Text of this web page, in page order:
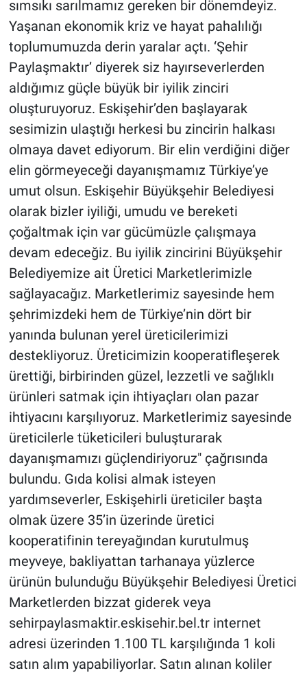
sımsıkı sarılmamız gereken bir dönemdeyiz.
Yaşanan ekonomik kriz ve hayat pahalılığı
toplumumuzda derin yaralar açtı. ‘Şehir
Paylaşmaktır’ diyerek siz hayırseverlerden
aldığımız güçle büyük bir iyilik zinciri
oluşturuyoruz. Eskişehir’den başlayarak
sesimizin ulaştığı herkesi bu zincirin halkası
olmaya davet ediyorum. Bir elin verdiğini diğer
elin görmeyeceği dayanışmamız Türkiye’ye
umut olsun. Eskişehir Büyükşehir Belediyesi
olarak bizler iyiliği, umudu ve bereketi
çoğaltmak için var gücümüzle çalışmaya
devam edeceğiz. Bu iyilik zincirini Büyükşehir
Belediyemize ait Üretici Marketlerimizle
sağlayacağız. Marketlerimiz sayesinde hem
şehrimizdeki hem de Türkiye’nin dört bir
yanında bulunan yerel üreticilerimizi
destekliyoruz. Üreticimizin kooperatifleşerek
ürettiği, birbirinden güzel, lezzetli ve sağlıklı
ürünleri satmak için ihtiyaçları olan pazar
ihtiyacını karşılıyoruz. Marketlerimiz sayesinde
üreticilerle tüketicileri buluşturarak
dayanışmamızı güçlendiriyoruz" çağrısında
bulundu. Gıda kolisi almak isteyen
yardımseverler, Eskişehirli üreticiler başta
olmak üzere 35’in üzerinde üretici
kooperatifinin tereyağından kurutulmuş
meyveye, bakliyattan tarhanaya yüzlerce
ürünün bulunduğu Büyükşehir Belediyesi Üretici
Marketlerden bizzat giderek veya
sehirpaylasmaktir.eskisehir.bel.tr internet
adresi üzerinden 1.100 TL karşılığında 1 koli
satın alım yapabiliyorlar. Satın alınan koliler